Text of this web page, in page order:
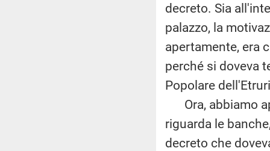
decreto. Sia
palazzo, la
apertamente, era
perché si doveva
Popolare
Ora, abbiamo
riguarda le
decreto che